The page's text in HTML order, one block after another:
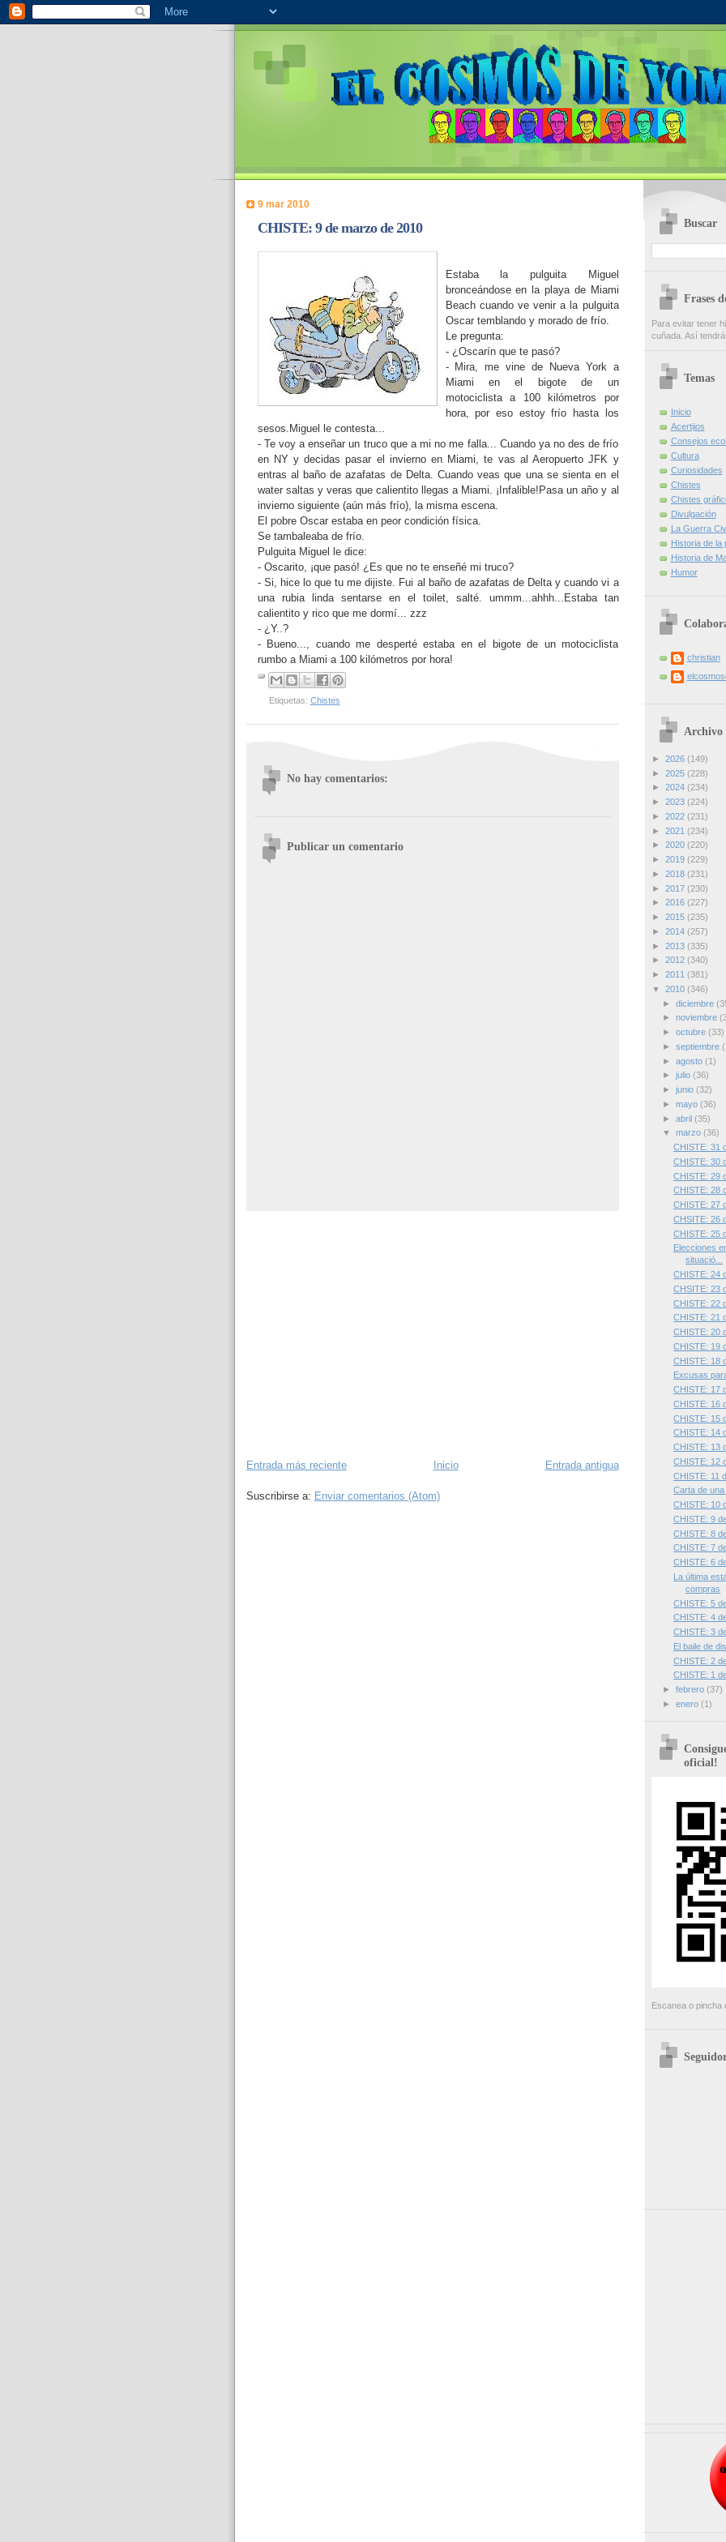
9 mar 2010
CHISTE: 9 de marzo de 2010
Estaba la pulguita Miguel
bronceándose en la playa de Miami
Beach cuando ve venir a la pulguita
Oscar temblando y morado de frío.
Le pregunta:
- ¿Oscarín que te pasó?
- Mira, me vine de Nueva York a
Miami en el bigote de un
motociclista a 100 kilómetros por
hora, por eso estoy frío hasta los
sesos.Miguel le contesta...
- Te voy a enseñar un truco que a mi no me falla... Cuando ya no des de frío
en NY y decidas pasar el invierno en Miami, te vas al Aeropuerto JFK y
entras al baño de azafatas de Delta. Cuando veas que una se sienta en el
water saltas y veras que calientito llegas a Miami. ¡Infalible!Pasa un año y al
invierno siguiente (aún más frío), la misma escena.
El pobre Oscar estaba en peor condición física.
Se tambaleaba de frío.
Pulguita Miguel le dice:
- Oscarito, ¡que pasó! ¿Es que no te enseñé mi truco?
- Si, hice lo que tu me dijiste. Fui al baño de azafatas de Delta y cuando vi a
una rubia linda sentarse en el toilet, salté. ummm...ahhh...Estaba tan
calientito y rico que me dormí... zzz
- ¿Y..?
- Bueno..., cuando me desperté estaba en el bigote de un motociclista
rumbo a Miami a 100 kilómetros por hora!
Etiquetas: Chistes
No hay comentarios:
Publicar un comentario
Entrada más reciente Entrada antigua
Inicio
Suscribirse a: Enviar comentarios (Atom)
Buscar
Frases
Para evitar tener
cuñada. Así
Temas
Inicio
Acertijos
Consejos
Cultura
Curiosidades
Chistes
Chistes
Divulgación
La Guerra
Historia de la
Historia de
Humor
christian
Archivo
► 2026 (149)
► 2025 (228)
► 2024 (234)
► 2023 (224)
► 2022 (231)
► 2021 (234)
► 2020 (220)
► 2019 (229)
► 2018 (231)
► 2017 (230)
► 2016 (227)
► 2015 (235)
► 2014 (257)
► 2013 (335)
► 2012 (340)
► 2011 (381)
▼ 2010 (346)
► diciembre
► noviembre
► octubre (33)
► septiembre
► agosto (1)
► julio (36)
► junio (32)
► mayo (36)
► abril (35)
▼ marzo (36)
CHISTE: 31
CHISTE: 30
CHISTE: 29
CHISTE: 28
CHISTE: 27
CHSITE: 26
CHISTE: 25
Elecciones
situació...
CHISTE: 24
CHSITE: 23
CHISTE: 22
CHISTE: 21
CHISTE: 20
CHISTE: 19
CHISTE: 18
Excusas
CHISTE: 17
CHISTE: 16
CHISTE: 15
CHISTE: 14
CHISTE: 13
CHISTE: 12
CHISTE: 11
Carta de
CHISTE: 10
CHISTE: 9
CHISTE: 8
CHISTE: 7
CHISTE: 6
La última
compras
CHISTE: 5
CHISTE: 4
CHISTE: 3
El baile de
CHISTE: 2
CHISTE: 1
► febrero (37)
► enero (1)
oficial!
Escanea o pincha